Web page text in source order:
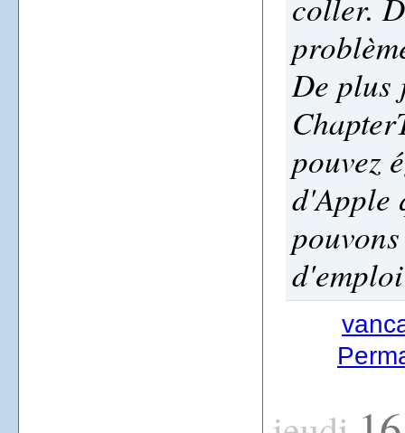
De plus
pouvez
d'Apple